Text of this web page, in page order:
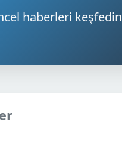
haberleri keşfedin